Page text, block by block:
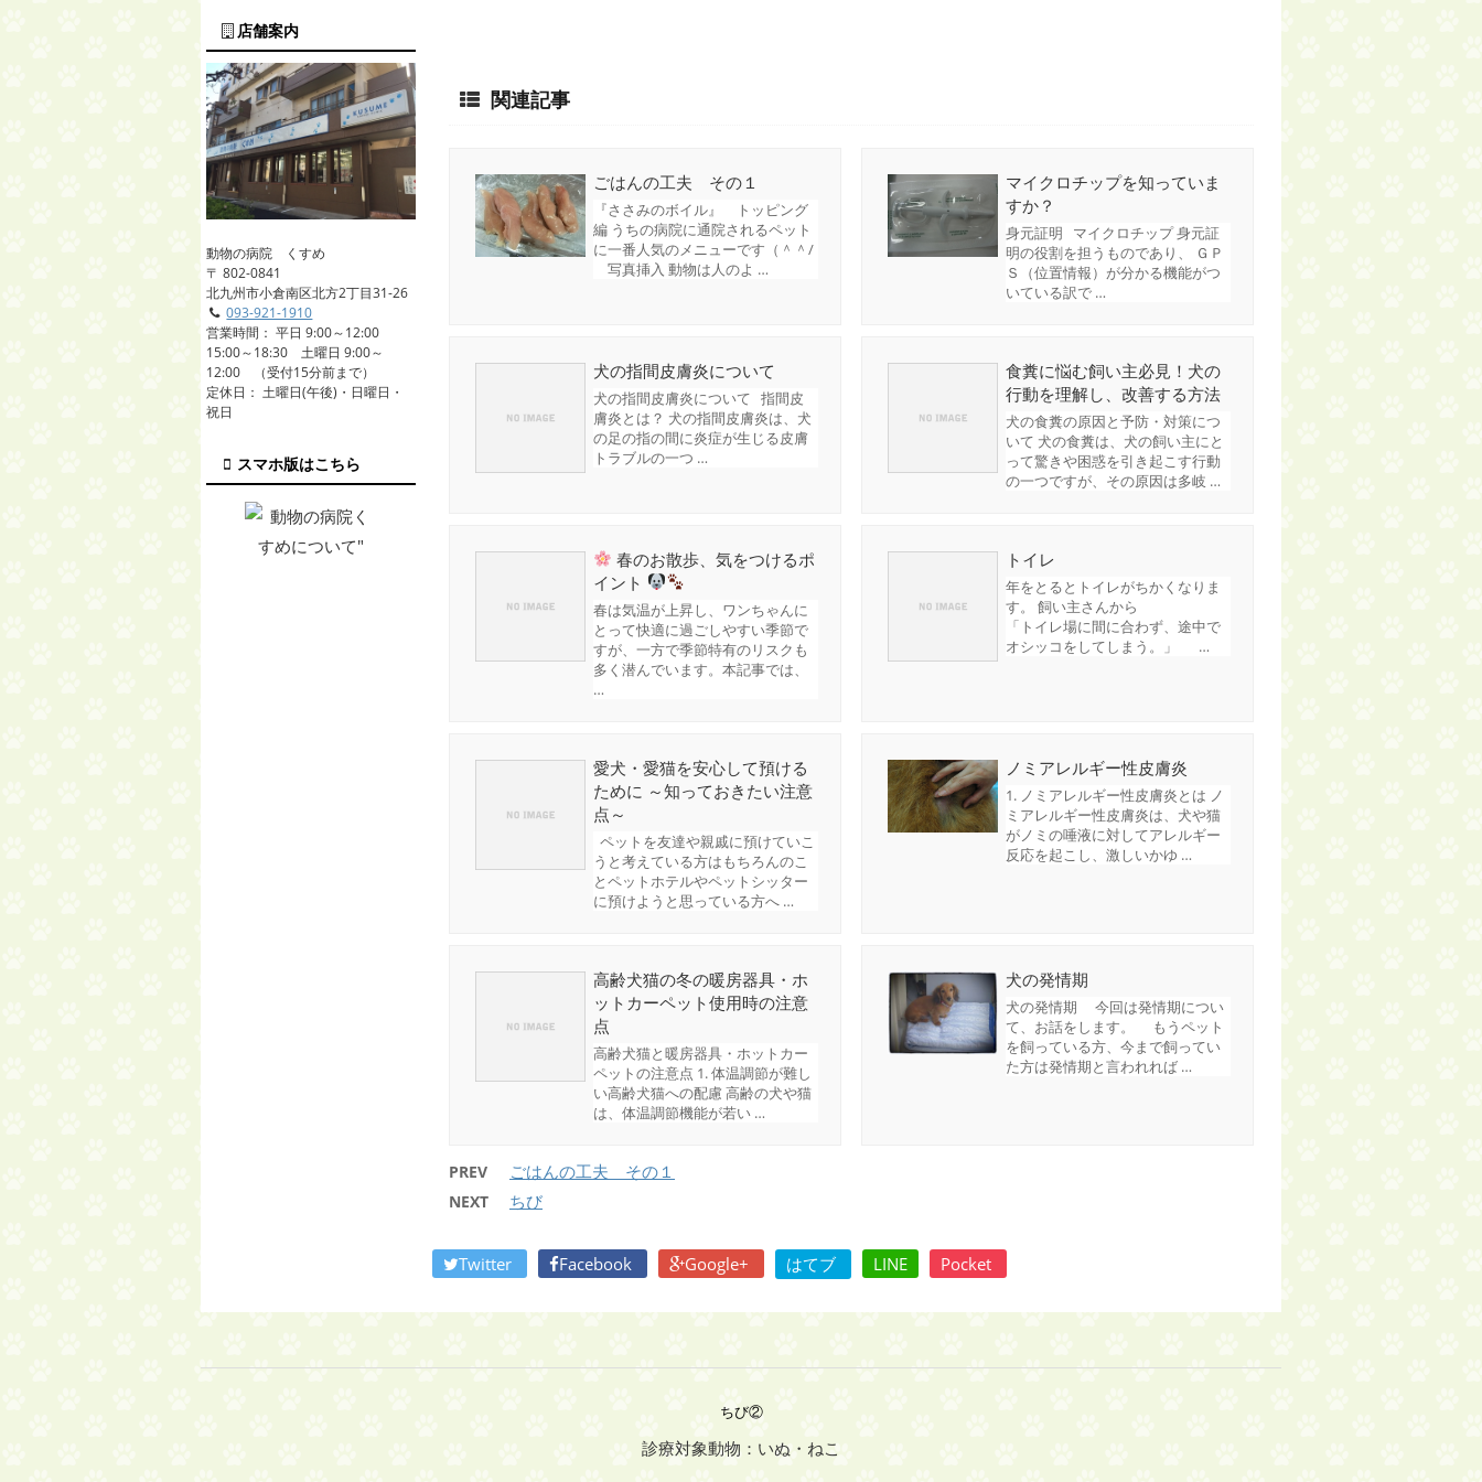
関連記事
ごはんの工夫 その１
『ささみのボイル』 トッピング
編 うちの病院に通院されるペット
に一番人気のメニューです（＾＾/
写真挿入 動物は人のよ …
マイクロチップを知っていま
すか？
身元証明 マイクロチップ 身元証
明の役割を担うものであり、 ＧＰ
Ｓ（位置情報）が分かる機能がつ
いている訳で …
犬の指間皮膚炎について
犬の指間皮膚炎について 指間皮
膚炎とは？ 犬の指間皮膚炎は、犬
の足の指の間に炎症が生じる皮膚
トラブルの一つ …
食糞に悩む飼い主必見！犬の
行動を理解し、改善する方法
犬の食糞の原因と予防・対策につ
いて 犬の食糞は、犬の飼い主にと
って驚きや困惑を引き起こす行動
の一つですが、その原因は多岐 …
春のお散歩、気をつけるポ
イント
春は気温が上昇し、ワンちゃんに
とって快適に過ごしやすい季節で
すが、一方で季節特有のリスクも
多く潜んでいます。本記事では、
…
トイレ
年をとるとトイレがちかくなりま
す。 飼い主さんから
「トイレ場に間に合わず、途中で
オシッコをしてしまう。」 …
愛犬・愛猫を安心して預ける
ために ～知っておきたい注意
点～
ペットを友達や親戚に預けていこ
うと考えている方はもちろんのこ
とペットホテルやペットシッター
に預けようと思っている方へ …
ノミアレルギー性皮膚炎
1. ノミアレルギー性皮膚炎とは ノ
ミアレルギー性皮膚炎は、犬や猫
がノミの唾液に対してアレルギー
反応を起こし、激しいかゆ …
高齢犬猫の冬の暖房器具・ホ
ットカーペット使用時の注意
点
高齢犬猫と暖房器具・ホットカー
ペットの注意点 1. 体温調節が難し
い高齢犬猫への配慮 高齢の犬や猫
は、体温調節機能が若い …
犬の発情期
犬の発情期 今回は発情期につい
て、お話をします。 もうペット
を飼っている方、今まで飼ってい
た方は発情期と言われれば …
PREV ごはんの工夫 その１
NEXT ちび
Twitter Facebook Google+ はてブ LINE Pocket
店舗案内
動物の病院 くすめ
〒 802-0841
北九州市小倉南区北方2丁目31-26
093-921-1910
営業時間： 平日 9:00～12:00
15:00～18:30 土曜日 9:00～
12:00 （受付15分前まで）
定休日： 土曜日(午後)・日曜日・
祝日
スマホ版はこちら
ちび②
診療対象動物：いぬ・ねこ